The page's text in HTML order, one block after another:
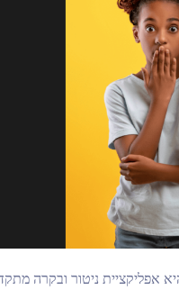
אפליקציית ניטור ובקרה